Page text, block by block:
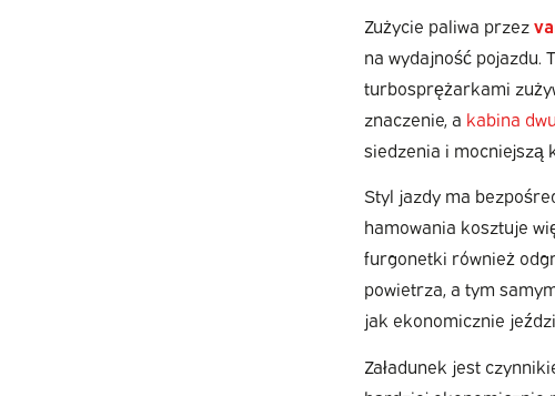
Zużycie paliwa przez
na wydajność pojazdu.
turbosprężarkami
znaczenie, a kabina
siedzenia i mocniejszą
Styl jazdy ma
hamowania kosztuje
furgonetki również
powietrza, a tym
jak ekonomicznie
Załadunek jest